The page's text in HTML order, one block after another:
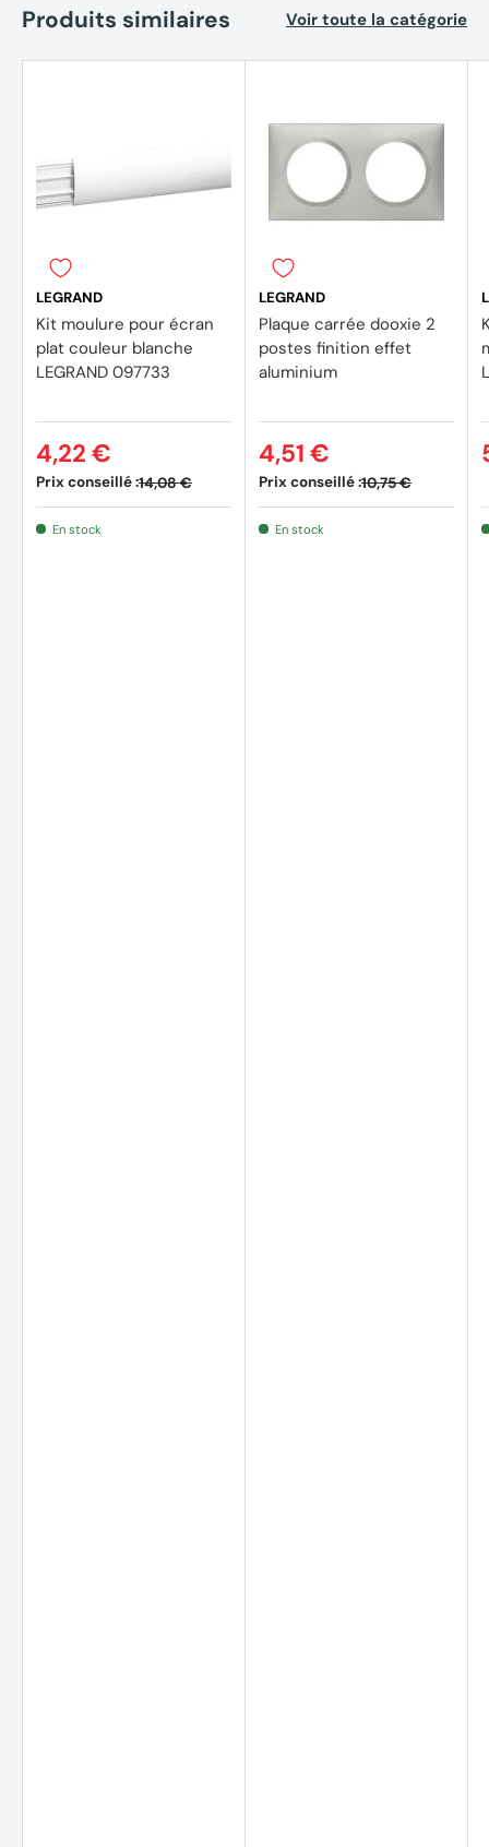
Produits similaires Voir toute la catégorie
LEGRAND
Kit moulure pour écran
plat couleur blanche
LEGRAND 097733
Prix conseillé :14,08 €
4,22 €
En stock
LEGRAND
Plaque carrée dooxie 2
postes finition effet
aluminium
Prix conseillé :10,75 €
4,51 €
En stock